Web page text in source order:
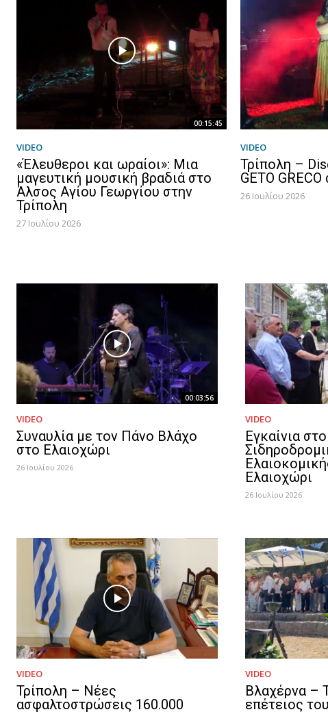
00:15:45
VIDEO
«Έλευθεροι και ωραίοι»: Μια
μαγευτική μουσική βραδιά στο
Άλσος Αγίου Γεωργίου στην
Τρίπολη
27 Ιουλίου 2026
VIDEO
Τρίπολη –
GETO
26 Ιουλίου 2026
00:03:56
VIDEO
Συναυλία με τον Πάνο Βλάχο
στο Ελαιοχώρι
26 Ιουλίου 2026
VIDEO
Εγκαίνια
Ελαιοχώρι
26 Ιουλίου 2026
VIDEO
Τρίπολη – Νέες
ασφαλτοστρώσεις 160.000
VIDEO
Βλαχέρνα –
επέτειος